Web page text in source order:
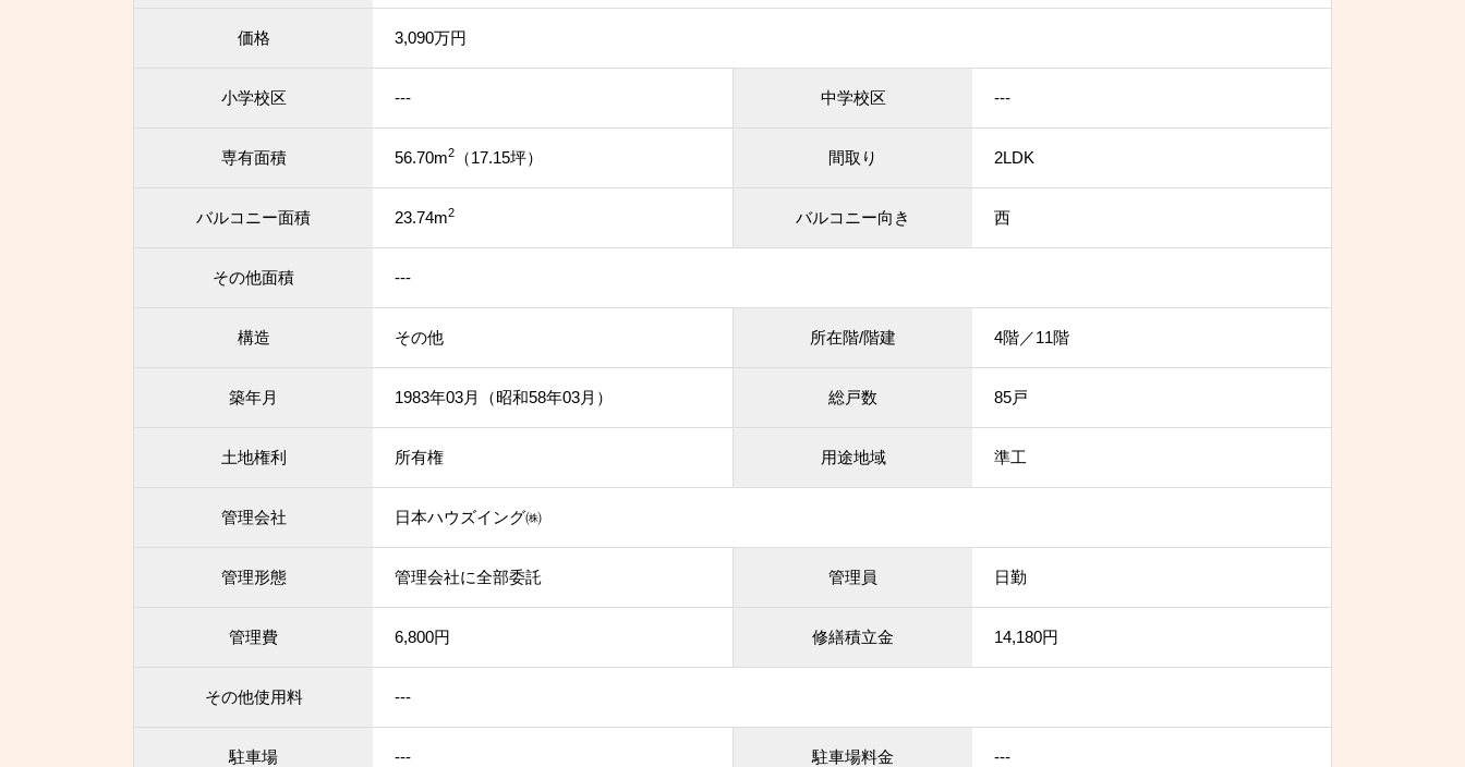
価格 3,090万円
小学校区 --- 中学校区 ---
専有面積 56.70m2 （17.15坪） 間取り 2LDK
バルコニー面積 23.74m2 バルコニー向き 西
その他面積 ---
構造 その他 所在階/階建 4階／11階
築年月 1983年03月（昭和58年03月） 総戸数 85戸
土地権利 所有権 用途地域 準工
管理会社 日本ハウズイング㈱
管理形態 管理会社に全部委託 管理員 日勤
管理費 6,800円 修繕積立金 14,180円
その他使用料 ---
駐車場 --- 駐車場料金 ---